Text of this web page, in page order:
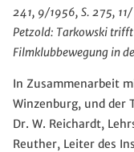
241, 9/1956, S. 275,
Petzold: Tarkowski trifft
Filmklubbewegung in
In Zusammenarbeit
Winzenburg, und der
Dr. W. Reichardt,
Reuther, Leiter des